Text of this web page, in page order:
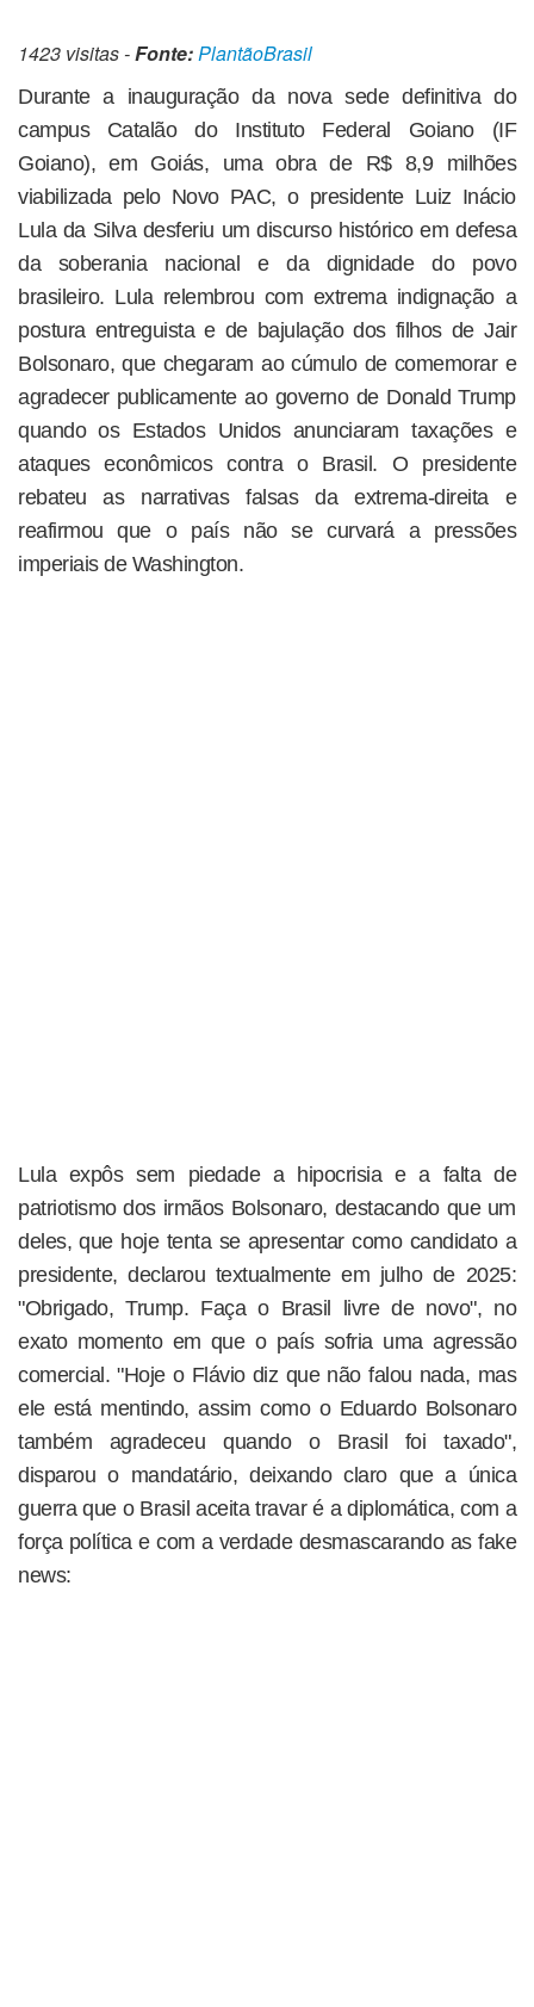
1423 visitas -Fonte:PlantãoBrasil
Durante a inauguração da nova sede definitiva do
campus Catalão do Instituto Federal Goiano (IF
Goiano), em Goiás, uma obra de R$ 8,9 milhões
viabilizada pelo Novo PAC, o presidente Luiz Inácio
Lula da Silva desferiu um discurso histórico em defesa
da soberania nacional e da dignidade do povo
brasileiro. Lula relembrou com extrema indignação a
postura entreguista e de bajulação dos filhos de Jair
Bolsonaro, que chegaram ao cúmulo de comemorar e
agradecer publicamente ao governo de Donald Trump
quando os Estados Unidos anunciaram taxações e
ataques econômicos contra o Brasil. O presidente
rebateu as narrativas falsas da extrema-direita e
reafirmou que o país não se curvará a pressões
imperiais de Washington.
Lula expôs sem piedade a hipocrisia e a falta de
patriotismo dos irmãos Bolsonaro, destacando que um
deles, que hoje tenta se apresentar como candidato a
presidente, declarou textualmente em julho de 2025:
"Obrigado, Trump. Faça o Brasil livre de novo", no
exato momento em que o país sofria uma agressão
comercial. "Hoje o Flávio diz que não falou nada, mas
ele está mentindo, assim como o Eduardo Bolsonaro
também agradeceu quando o Brasil foi taxado",
disparou o mandatário, deixando claro que a única
guerra que o Brasil aceita travar é a diplomática, com a
força política e com a verdade desmascarando as fake
news: